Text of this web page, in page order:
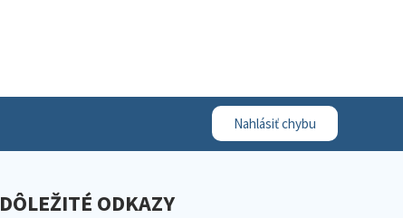
Nahlásiť chybu
DÔLEŽITÉ ODKAZY